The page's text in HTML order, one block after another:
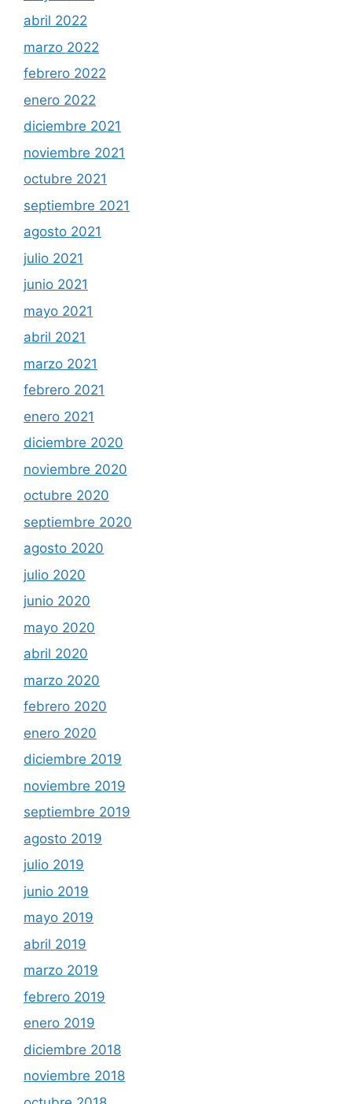
abril 2022
marzo 2022
febrero 2022
enero 2022
diciembre 2021
noviembre 2021
octubre 2021
septiembre 2021
agosto 2021
julio 2021
junio 2021
mayo 2021
abril 2021
marzo 2021
febrero 2021
enero 2021
diciembre 2020
noviembre 2020
octubre 2020
septiembre 2020
agosto 2020
julio 2020
junio 2020
mayo 2020
abril 2020
marzo 2020
febrero 2020
enero 2020
diciembre 2019
noviembre 2019
septiembre 2019
agosto 2019
julio 2019
junio 2019
mayo 2019
abril 2019
marzo 2019
febrero 2019
enero 2019
diciembre 2018
noviembre 2018